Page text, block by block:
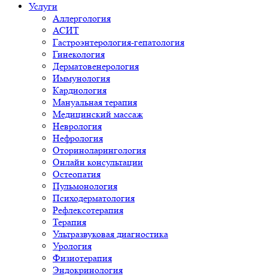
Услуги
Аллергология
АСИТ
Гастроэнтерология-гепатология
Гинекология
Дерматовенерология
Иммунология
Кардиология
Мануальная терапия
Медицинский массаж
Неврология
Нефрология
Оториноларингология
Онлайн консультации
Остеопатия
Пульмонология
Психодерматология
Рефлексотерапия
Терапия
Ультразвуковая диагностика
Урология
Физиотерапия
Эндокринология